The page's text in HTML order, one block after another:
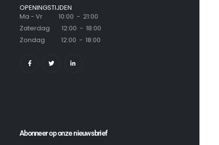
OPENINGSTIJDEN
Ma - Vr 10:00 - 21:00
Zaterdag 12:00 - 18:00
Zondag 12:00 - 18:00
Abonneer op onze nieuwsbrief